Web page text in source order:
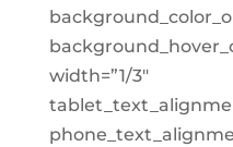
width=”1/3″